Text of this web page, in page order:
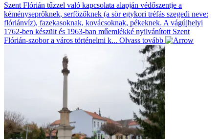
Szent Flórián tűzzel való kapcsolata alapján védőszentje a
kéményseprőknek, serfőzőknek (a sör egykori tréfás szegedi neve:
flóriánvíz), fazekasoknak, kovácsoknak, pékeknek. A vágújhelyi
1762-ben készült és 1963-ban műemlékké nyilvánított Szent
Flórián-szobor a város történelmi k... Olvass tovább